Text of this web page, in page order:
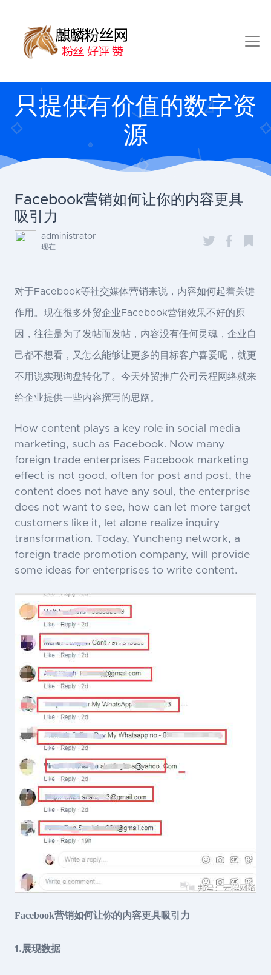
只提供有价值的数字资
源
Facebook营销如何让你的内容更具
吸引力
administrator
现在
对于Facebook等社交媒体营销来说，内容如何起着关键
作用。现在很多外贸企业Facebook营销效果不好的原
因，往往是为了发帖而发帖，内容没有任何灵魂，企业自
己都不想看，又怎么能够让更多的目标客户喜爱呢，就更
不用说实现询盘转化了。今天外贸推广公司云程网络就来
给企业提供一些内容撰写的思路。
How content plays a key role in social media
marketing, such as Facebook. Now many
foreign trade enterprises Facebook marketing
effect is not good, often for post and post, the
content does not have any soul, the enterprise
does not want to see, how can let more target
customers like it, let alone realize inquiry
transformation. Today, Yuncheng network, a
foreign trade promotion company, will provide
some ideas for enterprises to write content.
Facebook营销如何让你的内容更具吸引力
1.展现数据